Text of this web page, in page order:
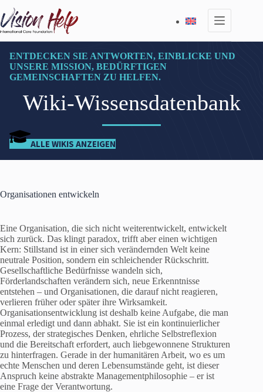
Inhalt
springen
ENTDECKEN SIE ANTWORTEN, EINBLICKE UND
UNSERE MISSION, BEDÜRFTIGEN
GEMEINSCHAFTEN ZU HELFEN.
Wiki-Wissensdatenbank
ALLE WIKIS ANZEIGEN
Organisationen entwickeln
Eine Organisation, die sich nicht weiterentwickelt, entwickelt
sich zurück. Das klingt paradox, trifft aber einen wichtigen
Kern: Stillstand ist in einer sich verändernden Welt keine
neutrale Position, sondern ein schleichender Rückschritt.
Gesellschaftliche Bedürfnisse wandeln sich,
Förderlandschaften verändern sich, neue Erkenntnisse
entstehen – und Organisationen, die darauf nicht reagieren,
verlieren früher oder später ihre Wirksamkeit.
Organisationsentwicklung ist deshalb keine Aufgabe, die man
einmal erledigt und dann abhakt. Sie ist ein kontinuierlicher
Prozess, der strategisches Denken, ehrliche Selbstreflexion
und die Bereitschaft erfordert, auch liebgewonnene Strukturen
zu hinterfragen. Gerade in der humanitären Arbeit, wo es um
echte Menschen und deren Lebensumstände geht, ist dieser
Anspruch keine abstrakte Managementphilosophie – er ist
eine Frage der Verantwortung.